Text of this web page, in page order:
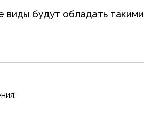
виды будут обладать